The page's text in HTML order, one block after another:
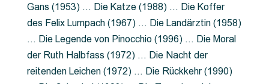
Gans (1953) … Die Katze (1988) … Die Koffer
des Felix Lumpach (1967) … Die Landärztin (1958)
… Die Legende von Pinocchio (1996) … Die Moral
der Ruth Halbfass (1972) … Die Nacht der
reitenden Leichen (1972) … Die Rückkehr (1990)